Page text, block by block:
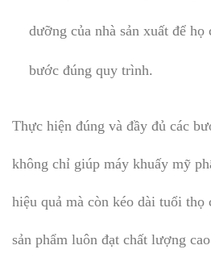
dưỡng của nhà sản xuất để
bước đúng quy trình.
Thực hiện đúng và đầy đủ các
không chỉ giúp máy khuấy mỹ
hiệu quả mà còn kéo dài tuổi thọ
sản phẩm luôn đạt chất lượng